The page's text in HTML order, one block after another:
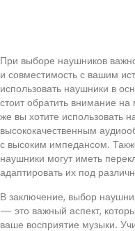
При выборе наушников
и совместимость с вашим
использовать наушники в
стоит обратить внимание
же вы хотите использовать
высококачественным
с высоким импедансом.
наушники могут иметь
адаптировать их под
В заключение, выбор
— это важный аспект,
ваше восприятие музыки.